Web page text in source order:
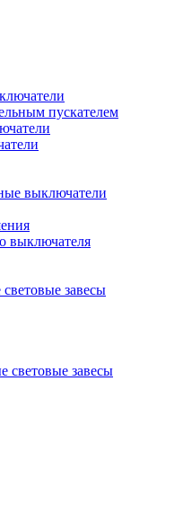
пускателем
выключатели
выключателя
завесы
световые завесы